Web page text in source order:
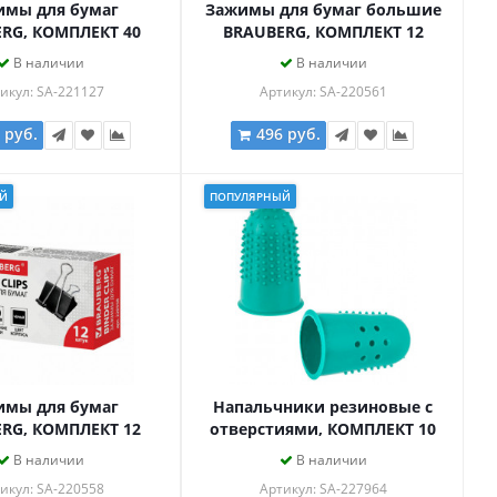
для бумаг
КОМПЛЕКТ 40
на 60 листов,
221127
В наличии
SA-221127
руб.
Зажимы для бумаг большие
BRAUBERG, КОМПЛЕКТ 12
шт., 51 мм, на 230 листов,
220561
В наличии
Артикул: SA-220561
496 руб.
для бумаг
КОМПЛЕКТ 12
на 100 листов,
В наличии
SA-220558
ПОПУЛЯРНЫЙ
Напальчники резиновые с
отверстиями, КОМПЛЕКТ 10
шт., диаметр 18 мм,
В наличии
Артикул: SA-227964